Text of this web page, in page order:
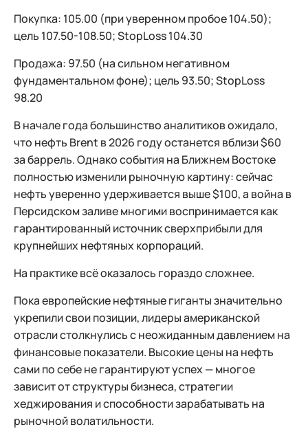
Покупка: 105.00 (при уверенном пробое 104.50);
цель 107.50-108.50; StopLoss 104.30
Продажа: 97.50 (на сильном негативном
фундаментальном фоне); цель 93.50; StopLoss
98.20
В начале года большинство аналитиков ожидало,
что нефть Brent в 2026 году останется вблизи $60
за баррель. Однако события на Ближнем Востоке
полностью изменили рыночную картину: сейчас
нефть уверенно удерживается выше $100, а война в
Персидском заливе многими воспринимается как
гарантированный источник сверхприбыли для
крупнейших нефтяных корпораций.
На практике всё оказалось гораздо сложнее.
Пока европейские нефтяные гиганты значительно
укрепили свои позиции, лидеры американской
отрасли столкнулись с неожиданным давлением на
финансовые показатели. Высокие цены на нефть
сами по себе не гарантируют успех — многое
зависит от структуры бизнеса, стратегии
хеджирования и способности зарабатывать на
рыночной волатильности.